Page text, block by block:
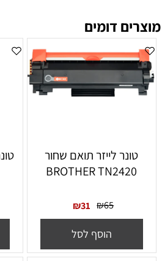
מוצרים דומים
טונר לייזר תואם שחור
BROTHER TN2420
₪65
₪31
הוסף לסל